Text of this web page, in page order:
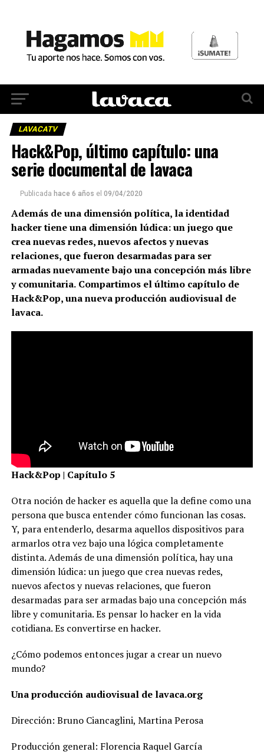
LAVACATV
Hack&Pop, último capítulo: una
serie documental de lavaca
Publicada hace 6 años el 09/04/2020
Además de una dimensión política, la identidad
hacker tiene una dimensión lúdica: un juego que
crea nuevas redes, nuevos afectos y nuevas
relaciones, que fueron desarmadas para ser
armadas nuevamente bajo una concepción más libre
y comunitaria. Compartimos el último capítulo de
Hack&Pop, una nueva producción audiovisual de
lavaca.
Hack&Pop | Capítulo 5
Otra noción de hacker es aquella que la define como una
persona que busca entender cómo funcionan las cosas.
Y, para entenderlo, desarma aquellos dispositivos para
armarlos otra vez bajo una lógica completamente
distinta. Además de una dimensión política, hay una
dimensión lúdica: un juego que crea nuevas redes,
nuevos afectos y nuevas relaciones, que fueron
desarmadas para ser armadas bajo una concepción más
libre y comunitaria. Es pensar lo hacker en la vida
cotidiana. Es convertirse en hacker.
¿Cómo podemos entonces jugar a crear un nuevo
mundo?
Una producción audiovisual de lavaca.org
Dirección: Bruno Ciancaglini, Martina Perosa
Producción general: Florencia Raquel García